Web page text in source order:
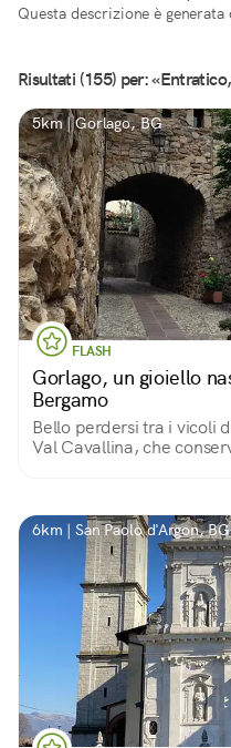
Questa descrizione è generata
Risultati (155) per:
5km | Gorlago, BG
FLASH
Gorlago, un gioiello
Bergamo
Bello perdersi tra i vicoli
Val Cavallina, che
6km | San Paolo d'Argon, BG